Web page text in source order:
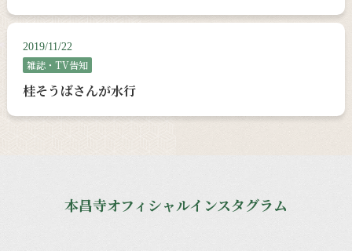
2019/11/22
雑誌・TV告知
桂そうばさんが水行
本昌寺オフィシャルインスタグラム